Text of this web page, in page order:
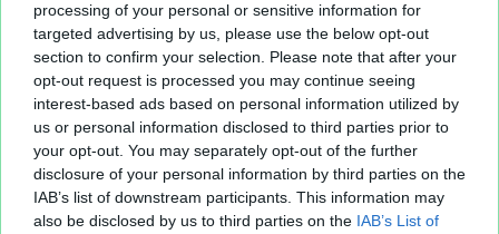
processing of your personal or sensitive information for
targeted advertising by us, please use the below opt-out
section to confirm your selection. Please note that after your
opt-out request is processed you may continue seeing
interest-based ads based on personal information utilized by
us or personal information disclosed to third parties prior to
your opt-out. You may separately opt-out of the further
disclosure of your personal information by third parties on the
IAB’s list of downstream participants. This information may
also be disclosed by us to third parties on the IAB’s List of
Partager le fichier